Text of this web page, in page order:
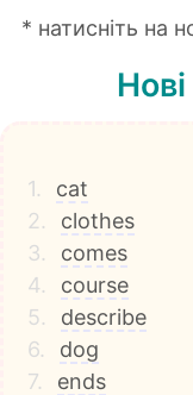
* натисніть на
1.
cat
2.
clothes
3.
comes
4.
course
5.
describe
6.
dog
7.
ends